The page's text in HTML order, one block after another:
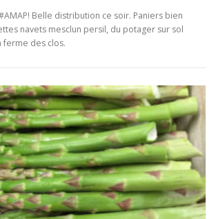
Belle distribution ce soir. Paniers bien
navets mesclun persil, du potager sur sol
ferme des clos.